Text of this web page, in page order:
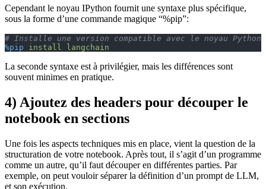
Cependant le noyau IPython fournit une syntaxe plus spécifique,
sous la forme d’une commande magique “%pip”:
# Installe une version compatible avec le noyau Python
%pip install langchain
La seconde syntaxe est à privilégier, mais les différences sont
souvent minimes en pratique.
4) Ajoutez des headers pour découper le
notebook en sections
Une fois les aspects techniques mis en place, vient la question de la
structuration de votre notebook. Après tout, il s’agit d’un programme
comme un autre, qu’il faut découper en différentes parties. Par
exemple, on peut vouloir séparer la définition d’un prompt de LLM,
et son exécution.